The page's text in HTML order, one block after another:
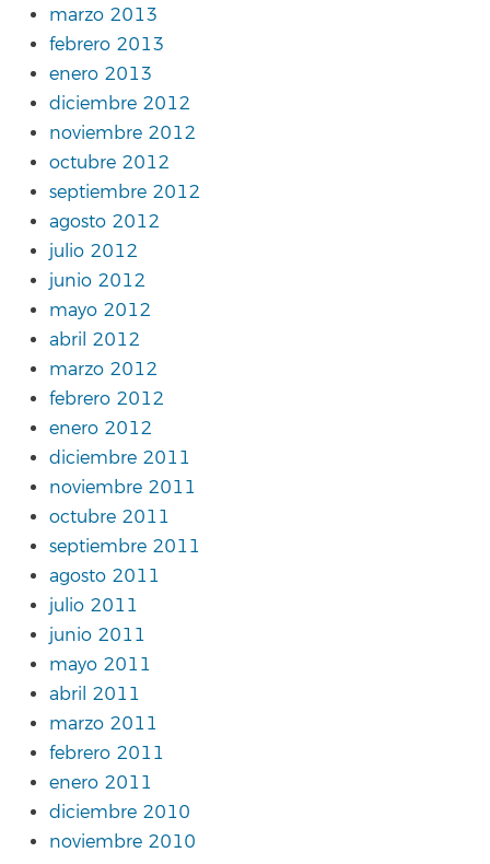
marzo 2013
febrero 2013
enero 2013
diciembre 2012
noviembre 2012
octubre 2012
septiembre 2012
agosto 2012
julio 2012
junio 2012
mayo 2012
abril 2012
marzo 2012
febrero 2012
enero 2012
diciembre 2011
noviembre 2011
octubre 2011
septiembre 2011
agosto 2011
julio 2011
junio 2011
mayo 2011
abril 2011
marzo 2011
febrero 2011
enero 2011
diciembre 2010
noviembre 2010